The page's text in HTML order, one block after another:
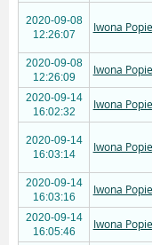
2020-09-08
12:26:07
Iwona
2020-09-08
12:26:09
Iwona
2020-09-14
16:02:32
Iwona
2020-09-14
16:03:14
Iwona
2020-09-14
16:03:16
Iwona
2020-09-14
16:05:46
Iwona